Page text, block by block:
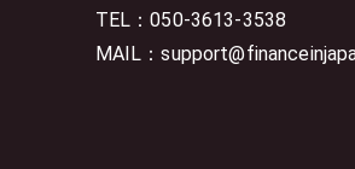
TEL：050-3613-3538
MAIL：